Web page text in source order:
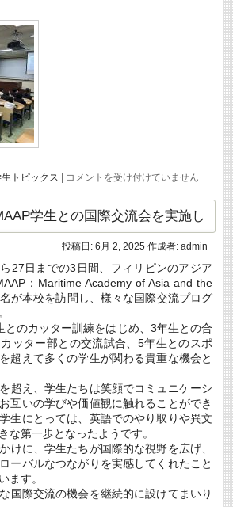
トピックス
性
マ
イ
ノ
リ
テ
研
修
「LGBTQ
つ
い
て
う」
を
実
施
し
ま
し
コメントを受け付けていません
学生との国際交流会を実施し
投稿日: 6月 2, 2025 作成者: admin
27日までの3日間、フィリピンのアジア
：Maritime Academy of Asia and the
が本校を訪問し、様々な国際交流プログ
とのカッター訓練をはじめ、3年生との合
ッター部との交流試合、5年生とのスポ
超えて多くの学生が関わる貴重な機会と
超え、学生たちは笑顔でコミュニケーシ
互いの学びや価値観に触れることができ
生にとっては、英語でのやり取りや異文
な第一歩となったようです。
けに、学生たちが国際的な視野を広げ、
ーバルなつながりを実感してくれたこと
ます。
国際交流の機会を継続的に設けてまいり